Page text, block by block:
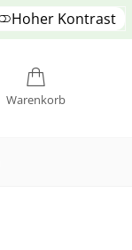
Hoher Kontrast
Warenkorb